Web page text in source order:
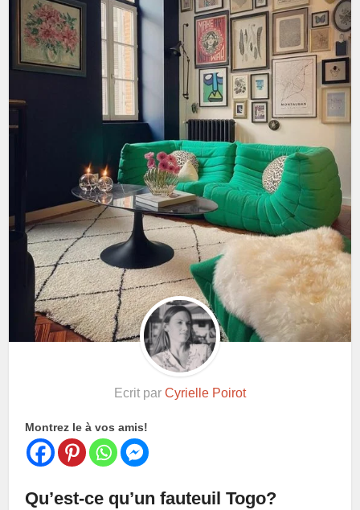
Ecrit par Cyrielle Poirot
Montrez le à vos amis!
Qu’est-ce qu’un fauteuil Togo?